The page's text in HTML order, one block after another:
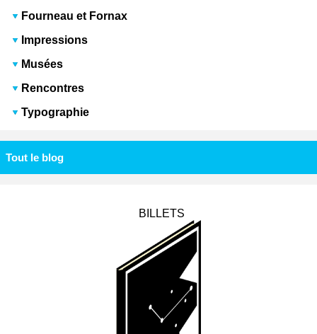
Fourneau et Fornax
Impressions
Musées
Rencontres
Typographie
Tout le blog
BILLETS